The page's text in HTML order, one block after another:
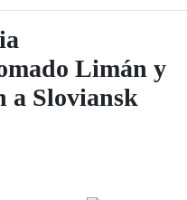
Limán y
a Sloviansk